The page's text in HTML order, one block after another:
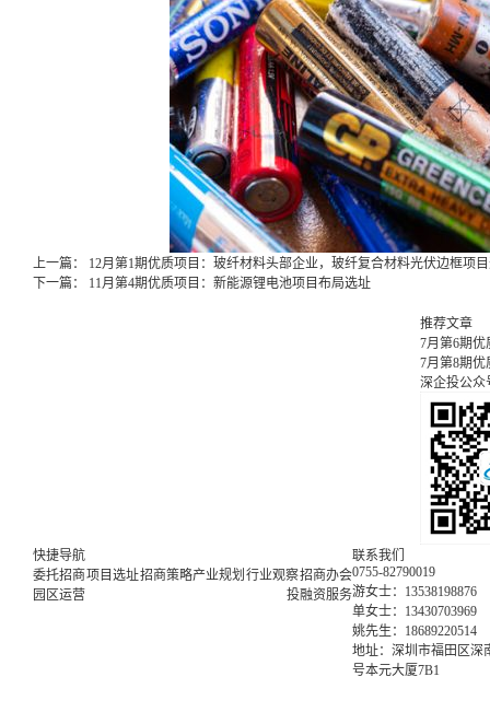
上一篇： 12月第1期优质项目：玻纤材料头部企业，玻纤复合材料光伏边框项
下一篇： 11月第4期优质项目：新能源锂电池项目布局选址
推荐文章
7月第6期
7月第8期
深企投公众
快捷导航
委托招商项目选址招商策略产业规划 行业观察招商办会
园区运营
投融资服务
联系我们
0755-82790019
游女士：13538198876
单女士：13430703969
姚先生：18689220514
地址：深圳市福田区深
号本元大厦7B1